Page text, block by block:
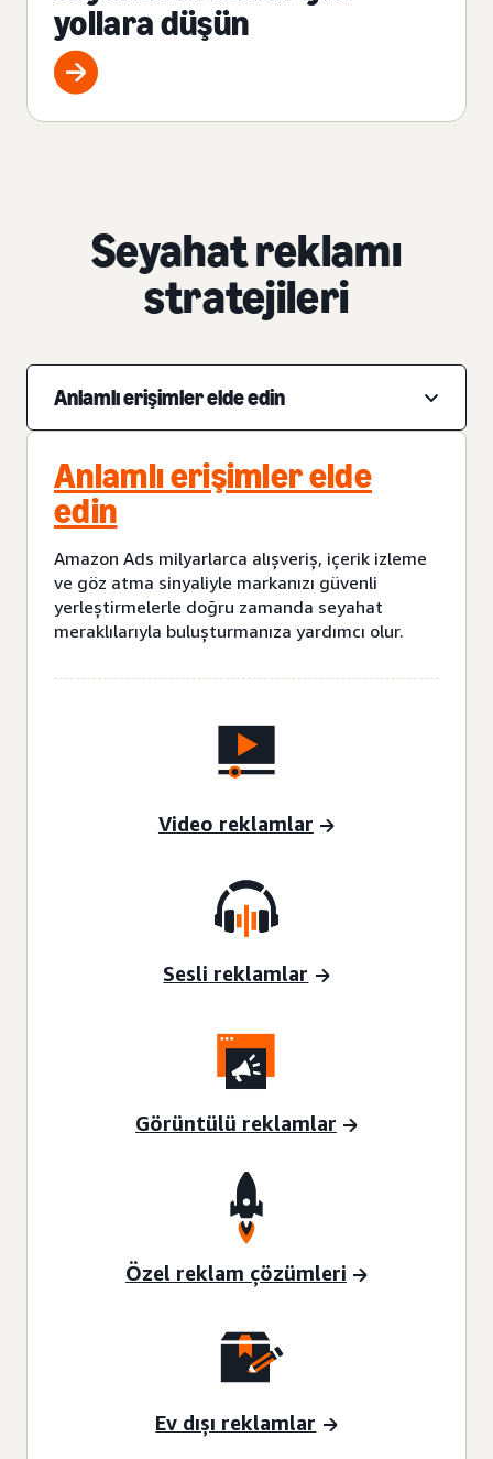
yollara düşün
Seyahat reklamı
stratejileri
Anlamlı erişimler elde edin
Anlamlı erişimler elde
edin
Amazon Ads milyarlarca alışveriş, içerik izleme
ve göz atma sinyaliyle markanızı güvenli
yerleştirmelerle doğru zamanda seyahat
meraklılarıyla buluşturmanıza yardımcı olur.
Video reklamlar
Sesli reklamlar
Görüntülü reklamlar
Özel reklam çözümleri
Ev dışı reklamlar